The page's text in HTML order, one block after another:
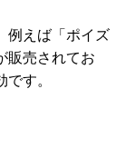
例えば「ポイズ
販売されてお
す。